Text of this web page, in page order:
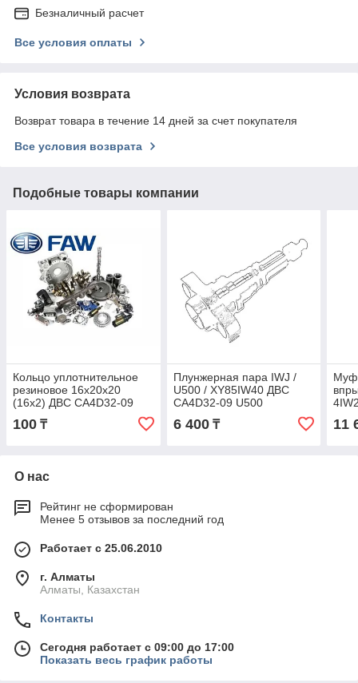
Безналичный расчет
Все условия оплаты
Условия возврата
Возврат товара в течение 14 дней за счет покупателя
Все условия возврата
Подобные товары компании
Кольцо уплотнительное
резиновое 16x20x20
(16x2) ДВС CA4D32-09
100 ₸
Плунжерная пара IWJ /
U500 / XY85IW40 ДВС
CA4D32-09 U500
6 400₸ 11
О нас
Рейтинг не сформирован
Менее 5 отзывов за последний год
Работает с 25.06.2010
г. Алматы
Алматы, Казахстан
Контакты
Сегодня работает с 09:00 до 17:00
Показать весь график работы